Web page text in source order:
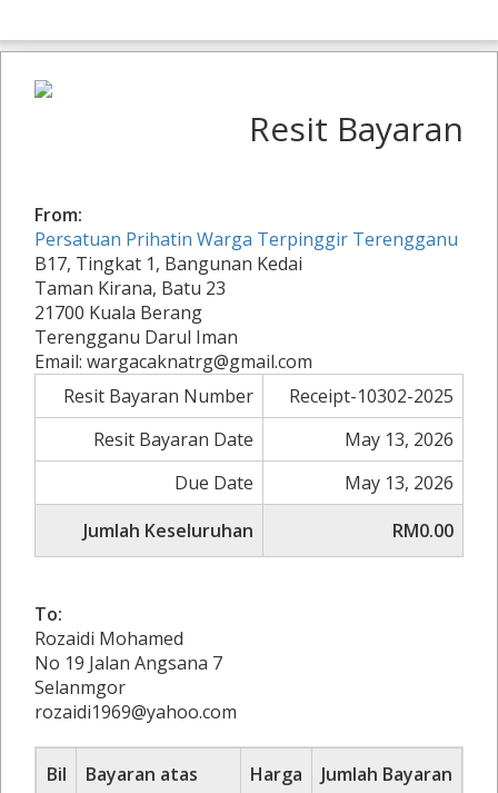
Resit Bayaran
From:
Persatuan Prihatin Warga Terpinggir Terengganu
B17, Tingkat 1, Bangunan Kedai
Taman Kirana, Batu 23
21700 Kuala Berang
Terengganu Darul Iman
Email: wargacaknatrg@gmail.com
Resit Bayaran Number
Receipt-10302-2025
Resit Bayaran Date
May 13, 2026
Due Date
May 13, 2026
Jumlah Keseluruhan
RM0.00
To:
Rozaidi Mohamed
No 19 Jalan Angsana 7
Selanmgor
rozaidi1969@yahoo.com
Bil Bayaran atas Harga Jumlah Bayaran